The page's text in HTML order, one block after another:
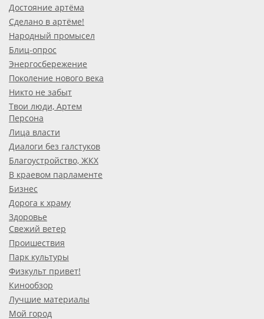
Достояние артёма
Сделано в артёме!
Народный промысел
Блиц-опрос
Энергосбережение
Поколение нового века
Никто не забыт
Твои люди, Артем
Персона
Лица власти
Диалоги без галстуков
Благоустройство, ЖКХ
В краевом парламенте
Бизнес
Дорога к храму
Здоровье
Свежий ветер
Проишествия
Парк культуры
Физкульт привет!
Кинообзор
Лучшие материалы
Мой город